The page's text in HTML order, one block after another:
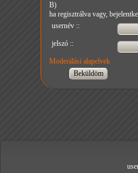
B)
ha regisztrálva vagy,
usernév ::
jelszó ::
Moderálási alapelvek